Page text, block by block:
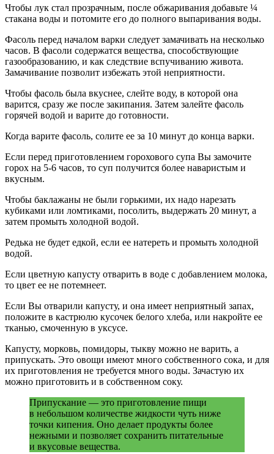
Чтобы лук стал прозрачным, после обжаривания добавьте ¼
стакана воды и потомите его до полного выпаривания воды.
Фасоль перед началом варки следует замачивать на несколько
часов. В фасоли содержатся вещества, способствующие
газообразованию, и как следствие вспучиванию живота.
Замачивание позволит избежать этой неприятности.
Чтобы фасоль была вкуснее, слейте воду, в которой она
варится, сразу же после закипания. Затем залейте фасоль
горячей водой и варите до готовности.
Когда варите фасоль, солите ее за 10 минут до конца варки.
Если перед приготовлением горохового супа Вы замочите
горох на 5-6 часов, то суп получится более наваристым и
вкусным.
Чтобы баклажаны не были горькими, их надо нарезать
кубиками или ломтиками, посолить, выдержать 20 минут, а
затем промыть холодной водой.
Редька не будет едкой, если ее натереть и промыть холодной
водой.
Если цветную капусту отварить в воде с добавлением молока,
то цвет ее не потемнеет.
Если Вы отварили капусту, и она имеет неприятный запах,
положите в кастрюлю кусочек белого хлеба, или накройте ее
тканью, смоченную в уксусе.
Капусту, морковь, помидоры, тыкву можно не варить, а
припускать. Это овощи имеют много собственного сока, и для
их приготовления не требуется много воды. Зачастую их
можно приготовить и в собственном соку.
Припускание — это приготовление пищи
в небольшом количестве жидкости чуть ниже
точки кипения. Оно делает продукты более
нежными и позволяет сохранить питательные
и вкусовые вещества.